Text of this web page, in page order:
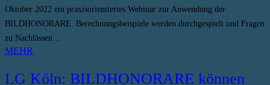
Oktober 2022 ein praxisorientiertes Webinar zur Anwendung der
BILDHONORARE. Berechnungsbeispiele werden durchgespielt und Fragen
zu Nachlässen…
MEHR
LG Köln: BILDHONORARE können